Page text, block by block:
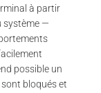
à partir
système —
possible un
bloqués et